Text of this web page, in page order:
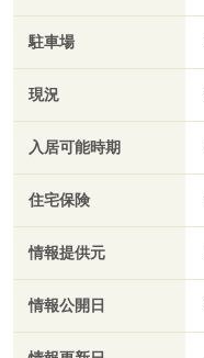
駐車場
現況
入居可能時期
住宅保険
情報提供元
情報公開日